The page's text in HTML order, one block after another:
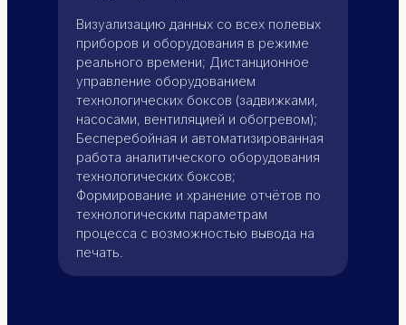
Визуализацию данных со всех полевых
приборов и оборудования в режиме
реального времени; Дистанционное
управление оборудованием
технологических боксов (задвижками,
насосами, вентиляцией и обогревом);
Бесперебойная и автоматизированная
работа аналитического оборудования
технологических боксов;
Формирование и хранение отчётов по
технологическим параметрам
процесса с возможностью вывода на
печать.